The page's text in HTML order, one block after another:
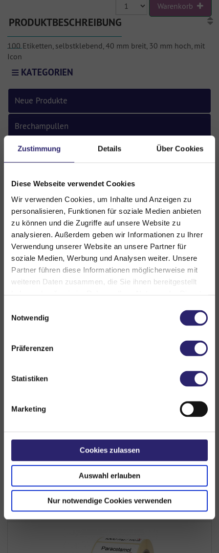
Zustimmung Details Über Cookies
Diese Webseite verwendet Cookies
Wir verwenden Cookies, um Inhalte und Anzeigen zu
personalisieren, Funktionen für soziale Medien anbieten
zu können und die Zugriffe auf unsere Website zu
analysieren. Außerdem geben wir Informationen zu Ihrer
Verwendung unserer Website an unsere Partner für
soziale Medien, Werbung und Analysen weiter. Unsere
Partner führen diese Informationen möglicherweise mit
weiteren Daten zusammen, die Sie ihnen bereitgestellt
Cookies, wenn Sie unsere Webseite weiterhin nutzen.
Notwendig
Präferenzen
Statistiken
Marketing
Cookies zulassen
Auswahl erlauben
Nur notwendige Cookies verwenden
Warenkorb
PRODUKTBESCHREIBUNG
100 Etiketten, selbstklebend, 40 mm breit, 30 mm hoch, mit
Icon
KATEGORIEN
Neue Produkte
Brechampullen
Stechampullen
Blutprodukte
sonstige Medikamente
Etiketten
Gerüche
Zubehör
PDF Bestellformular
ZULETZT ANGESEHEN